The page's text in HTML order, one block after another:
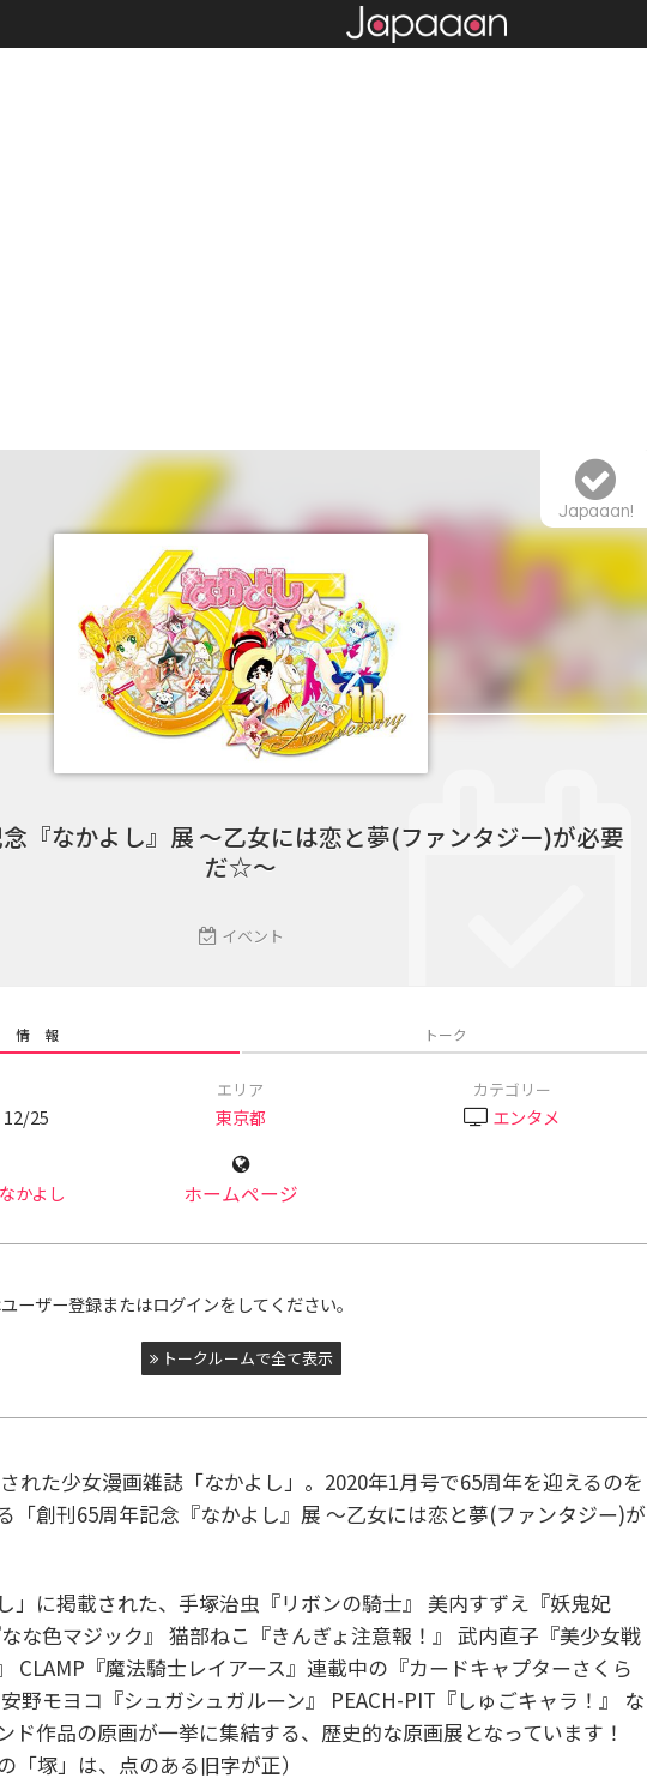
『なかよし』展 ～乙女には恋と夢(ファンタジー)が必要
だ☆～
イベント
Japaaan!
情 報 トーク
25
エリア
東京都
カテゴリー
エンタメ
なかよし ホームページ
ーザー登録またはログインをしてください。
トークルームで全て表示
れた少女漫画雑誌「なかよし」。2020年1月号で65周年を迎えるのを
「創刊65周年記念『なかよし』展 ～乙女には恋と夢(ファンタジー)が
」に掲載された、手塚治虫『リボンの騎士』 美内すずえ『妖鬼妃
な色マジック』 猫部ねこ『きんぎょ注意報！』 武内直子『美少女戦
CLAMP『魔法騎士レイアース』連載中の『カードキャプターさくら
野モヨコ『シュガシュガルーン』 PEACH-PIT『しゅごキャラ！』 な
ド作品の原画が一挙に集結する、歴史的な原画展となっています！
「塚」は、点のある旧字が正）